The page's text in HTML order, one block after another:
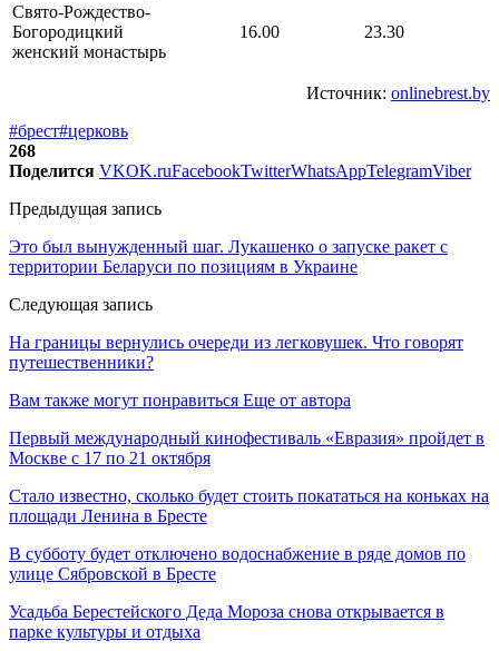
Свято-Рождество-
Богородицкий
женский монастырь
16.00 23.30
Источник: onlinebrest.by
#брест#церковь
268
Поделится VKOK.ruFacebookTwitterWhatsAppTelegramViber
Предыдущая запись
Это был вынужденный шаг. Лукашенко о запуске ракет с
территории Беларуси по позициям в Украине
Следующая запись
На границы вернулись очереди из легковушек. Что говорят
путешественники?
Вам также могут понравиться Еще от автора
Первый международный кинофестиваль «Евразия» пройдет в
Москве с 17 по 21 октября
Стало известно, сколько будет стоить покататься на коньках на
площади Ленина в Бресте
В субботу будет отключено водоснабжение в ряде домов по
улице Сябровской в Бресте
Усадьба Берестейского Деда Мороза снова открывается в
парке культуры и отдыха